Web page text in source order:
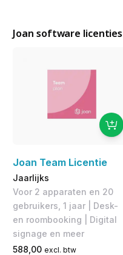
Joan software licenties
Joan Team Licentie
Jaarlijks
Voor 2 apparaten en 20
gebruikers, 1 jaar | Desk-
en roombooking | Digital
signage en meer
588,00 excl. btw